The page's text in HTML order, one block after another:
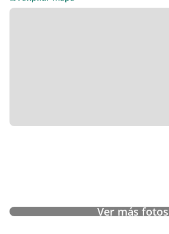
Ver más fotos